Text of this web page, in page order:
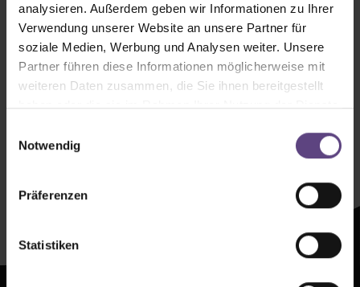
analysieren. Außerdem geben wir Informationen zu Ihrer
Verwendung unserer Website an unsere Partner für
soziale Medien, Werbung und Analysen weiter. Unsere
Partner führen diese Informationen möglicherweise mit
weiteren Daten zusammen, die Sie ihnen bereitgestellt
haben oder die sie im Rahmen Ihrer Nutzung der Dienste
Notwendig
Präferenzen
Statistiken
Zeltenheitswert
Newsletter abonnieren